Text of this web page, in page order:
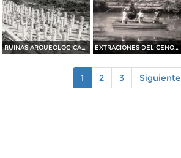
RUINAS ARQUEOLOGICAS El templo de las mil Columnas EXTRACIONES DEL CENOTE SAGRADO
1 2 3 Siguiente